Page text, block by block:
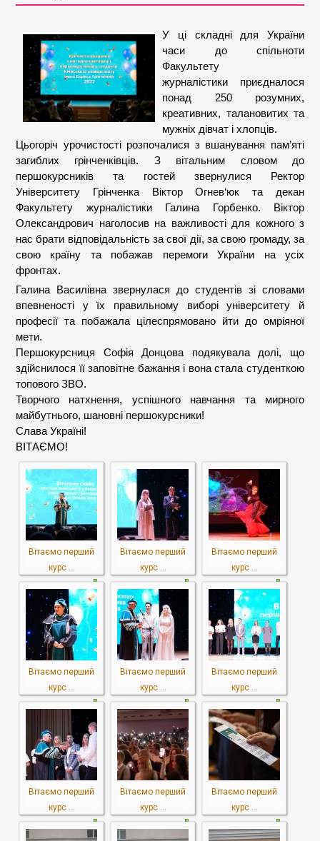
У ці складні для України
часи до спільноти
Факультету
журналістики приєдналося
понад 250 розумних,
креативних, талановитих та
мужніх дівчат і хлопців.
Цьогоріч урочистості розпочалися з вшанування пам’яті
загиблих грінченківців. З вітальним словом до
першокурсників та гостей звернулися Ректор
Університету Грінченка Віктор Огнев‘юк та декан
Факультету журналістики Галина Горбенко. Віктор
Олександрович наголосив на важливості для кожного з
нас брати відповідальність за свої дії, за свою громаду, за
свою країну та побажав перемоги України на усіх
фронтах.
Галина Василівна звернулася до студентів зі словами
впевненості у їх правильному виборі університету й
професії та побажала цілеспрямовано йти до омріяної
мети.
Першокурсниця Софія Донцова подякувала долі, що
здійснилося її заповітне бажання і вона стала студенткою
топового ЗВО.
Творчого натхнення, успішного навчання та мирного
майбутнього, шановні першокурсники!
Слава Україні!
ВІТАЄМО!
Вітаємо перший
курс ...
Вітаємо перший
курс ...
Вітаємо перший
курс ...
Вітаємо перший
курс ...
Вітаємо перший
курс ...
Вітаємо перший
курс ...
Вітаємо перший
курс ...
Вітаємо перший
курс ...
Вітаємо перший
курс ...